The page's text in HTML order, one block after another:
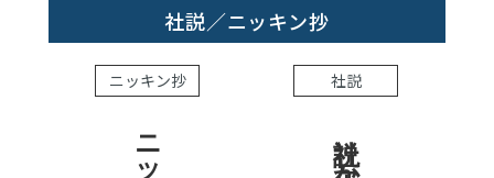
社説／ニッキン抄
ニッキン抄 社説